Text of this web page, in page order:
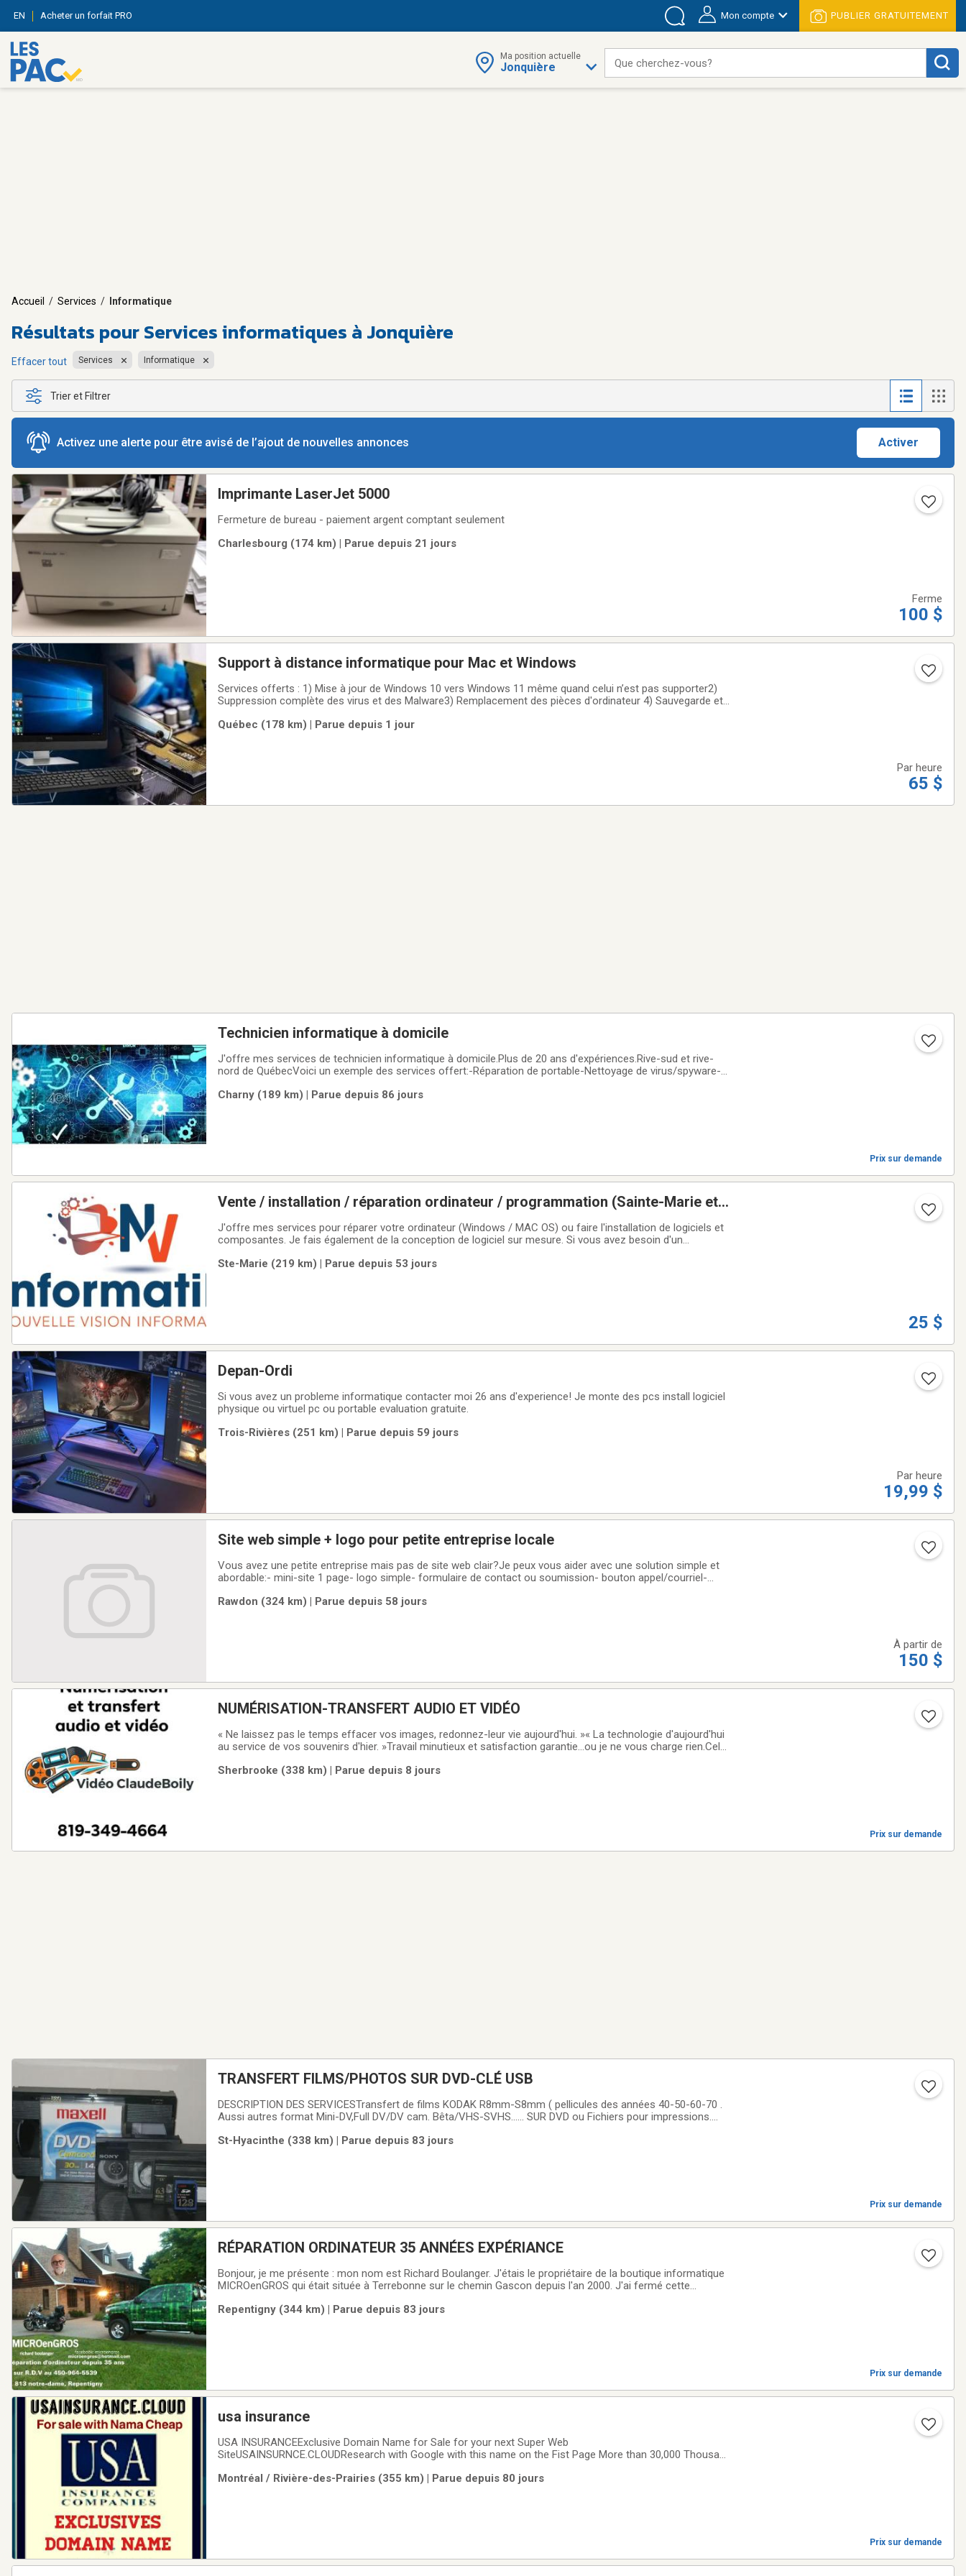
EN Acheter un forfait PRO Mon compte PUBLIER GRATUITEMENT
Ma position actuelle
Jonquière Que cherchez-vous?
Accueil / Services / Informatique
Résultats pourServices informatiques à Jonquière
Effacer tout Services Informatique
Trier et Filtrer
Activez une alerte pour être avisé de l’ajout de nouvelles annonces Activer
Imprimante LaserJet 5000
Fermeture de bureau - paiement argent comptant seulement
Charlesbourg (174 km) | Parue depuis 21 jours
Ferme
100 $
Support à distance informatique pour Mac et Windows
Services offerts : 1) Mise à jour de Windows 10 vers Windows 11 même quand celui n’est pas supporter2)
Suppression complète des virus et des Malware3) Remplacement des pièces d'ordinateur 4) Sauvegarde et
etc.7) Restauration de Windows
Québec (178 km) | Parue depuis 1 jour
Par heure
65 $
Technicien informatique à domicile
J'offre mes services de technicien informatique à domicile.Plus de 20 ans d'expériences.Rive-sud et rive-
nord de QuébecVoici un exemple des services offert:-Réparation de portable-Nettoyage de virus/spyware-
contacter pour toute demandes ou
Charny (189 km) | Parue depuis 86 jours
Prix sur demande
Vente / installation / réparation ordinateur / programmation (Sainte-Marie et
J'offre mes services pour réparer votre ordinateur (Windows / MAC OS) ou faire l'installation de logiciels et
composantes. Je fais également de la conception de logiciel sur mesure. Si vous avez besoin d'un
exemples de services que j'offre :•
Ste-Marie (219 km) | Parue depuis 53 jours
25 $
Depan-Ordi
Si vous avez un probleme informatique contacter moi 26 ans d'experience! Je monte des pcs install logiciel
physique ou virtuel pc ou portable evaluation gratuite.
Trois-Rivières (251 km) | Parue depuis 59 jours
Par heure
19,99 $
Site web simple + logo pour petite entreprise locale
Vous avez une petite entreprise mais pas de site web clair?Je peux vous aider avec une solution simple et
abordable:- mini-site 1 page- logo simple- formulaire de contact ou soumission- bouton appel/courriel-
clientsPas besoin d'un gros projet
Rawdon (324 km) | Parue depuis 58 jours
À partir de
150 $
NUMÉRISATION-TRANSFERT AUDIO ET VIDÉO
« Ne laissez pas le temps effacer vos images, redonnez-leur vie aujourd'hui. »« La technologie d'aujourd'hui
au service de vos souvenirs d'hier. »Travail minutieux et satisfaction garantie...ou je ne vous charge rien.Cela
effectuer le travail films
Sherbrooke (338 km) | Parue depuis 8 jours
Prix sur demande
TRANSFERT FILMS/PHOTOS SUR DVD-CLÉ USB
DESCRIPTION DES SERVICESTransfert de films KODAK R8mm-S8mm ( pellicules des années 40-50-60-70 .
Aussi autres format Mini-DV,Full DV/DV cam. Bêta/VHS-SVHS...... SUR DVD ou Fichiers pour impressions.
d'enfance & famille à regarder pour le temps des fêtes
St-Hyacinthe (338 km) | Parue depuis 83 jours
Prix sur demande
RÉPARATION ORDINATEUR 35 ANNÉES EXPÉRIANCE
Bonjour, je me présente : mon nom est Richard Boulanger. J'étais le propriétaire de la boutique informatique
MICROenGROS qui était située à Terrebonne sur le chemin Gascon depuis l'an 2000. J'ai fermé cette
plaisir, à réparer des ordinateurs,
Repentigny (344 km) | Parue depuis 83 jours
Prix sur demande
usa insurance
USA INSURANCEExclusive Domain Name for Sale for your next Super Web
SiteUSAINSURNCE.CLOUDResearch with Google with this name on the Fist Page More than 30,000 Thousand
Montréal / Rivière-des-Prairies (355 km) | Parue depuis 80 jours
Prix sur demande